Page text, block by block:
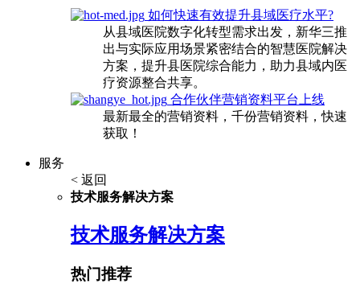
如何快速有效提升县域医疗水平?
从县域医院数字化转型需求出发，新华三推
出与实际应用场景紧密结合的智慧医院解决
方案，提升县医院综合能力，助力县域内医
疗资源整合共享。
合作伙伴营销资料平台上线
最新最全的营销资料，千份营销资料，快速
获取！
服务
< 返回
技术服务解决方案
技术服务解决方案
热门推荐